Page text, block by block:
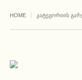
HOME ᲙᲐᲢᲔᲒᲝᲠᲘᲘᲡ